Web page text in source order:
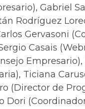
Gabriel
Rodríguez
Gervasoni
Casais
Ticiana
(Director de
Dori